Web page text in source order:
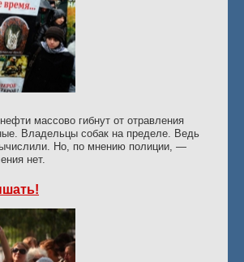
массово гибнут от отравления
Владельцы собак на пределе. Ведь
Но, по мнению полиции, —
нет.